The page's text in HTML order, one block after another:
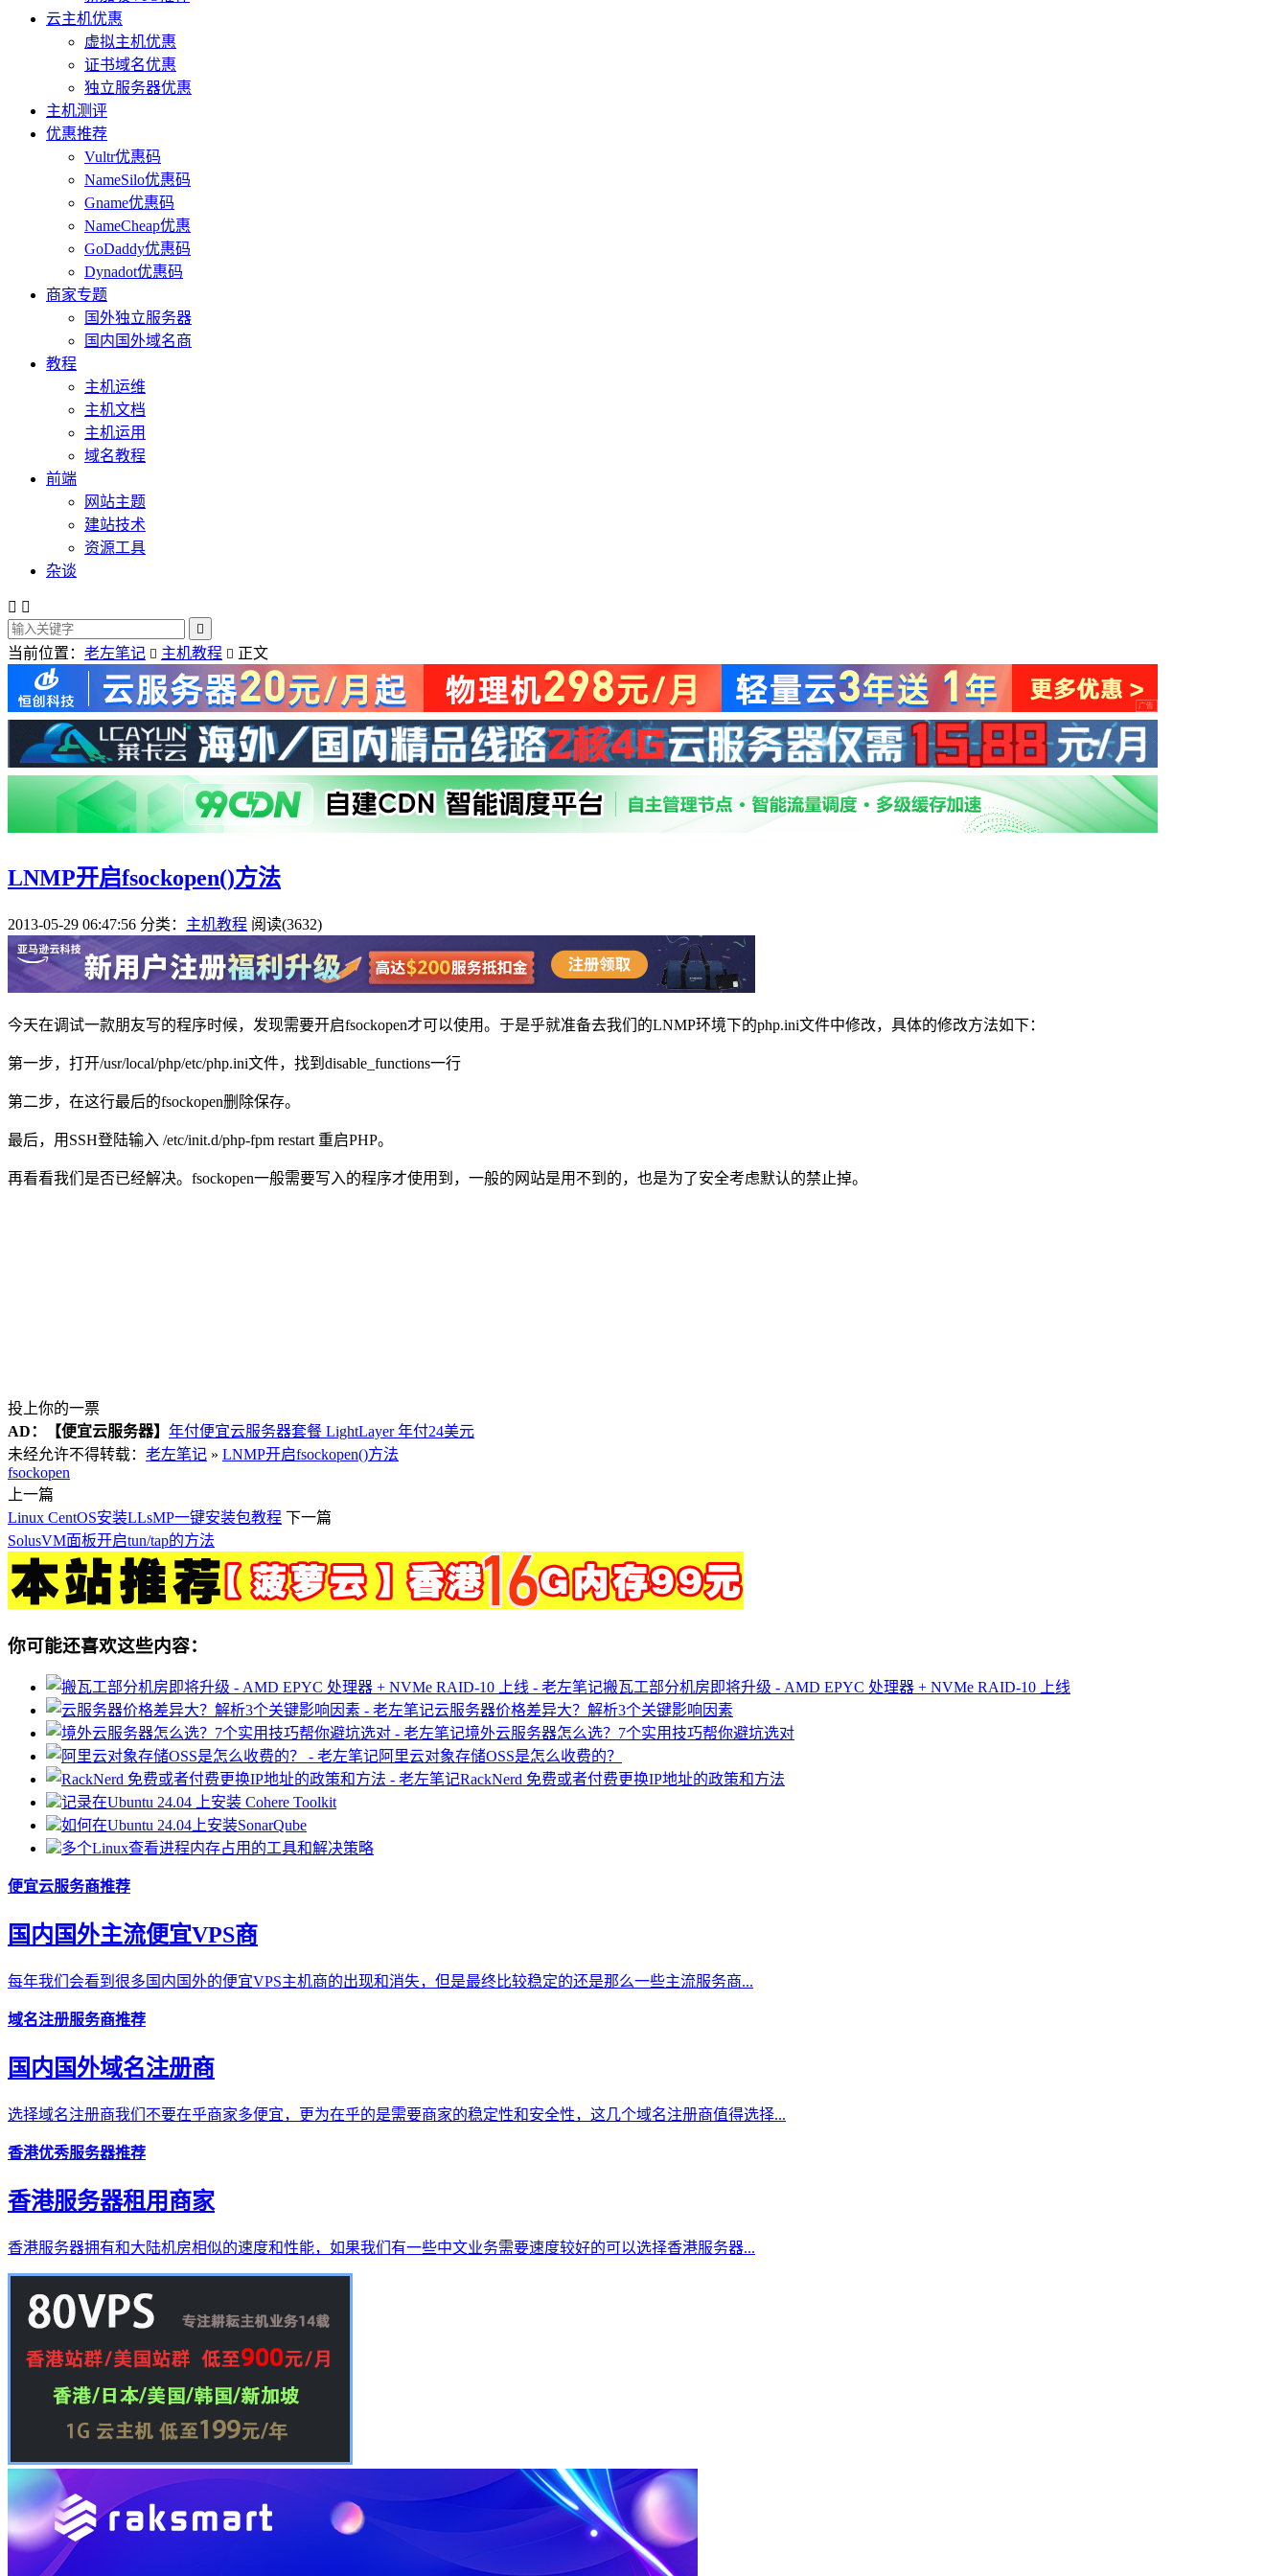
云主机优惠
虚拟主机优惠
证书域名优惠
独立服务器优惠
主机测评
优惠推荐
Vultr优惠码
NameSilo优惠码
Gname优惠码
NameCheap优惠
GoDaddy优惠码
Dynadot优惠码
商家专题
国外独立服务器
国内国外域名商
教程
主机运维
主机文档
主机运用
域名教程
前端
网站主题
建站技术
资源工具
杂谈
 

当前位置： 老左笔记  主机教程  正文
LNMP开启fsockopen()方法
2013-05-29 06:47:56 分类： 主机教程 阅读(3632)
今天在调试一款朋友写的程序时候，发现需要开启fsockopen才可以使用。于是乎就准备去我们的LNMP环境下的php.ini文件中修改，具体的修改方法如下：
第一步，打开/usr/local/php/etc/php.ini文件，找到disable_functions一行
第二步，在这行最后的fsockopen删除保存。
最后，用SSH登陆输入 /etc/init.d/php-fpm restart 重启PHP。
再看看我们是否已经解决。fsockopen一般需要写入的程序才使用到，一般的网站是用不到的，也是为了安全考虑默认的禁止掉。
投上你的一票
AD：
【便宜云服务器】 年付便宜云服务器套餐 LightLayer 年付24美元
未经允许不得转载： 老左笔记 » LNMP开启fsockopen()方法
fsockopen
上一篇
Linux CentOS安装LLsMP一键安装包教程 下一篇
SolusVM面板开启tun/tap的方法
你可能还喜欢这些内容：
搬瓦工部分机房即将升级 - AMD EPYC 处理器 + NVMe RAID-10 上线
云服务器价格差异大？解析3个关键影响因素
境外云服务器怎么选？7个实用技巧帮你避坑选对
阿里云对象存储OSS是怎么收费的？
RackNerd 免费或者付费更换IP地址的政策和方法
记录在Ubuntu 24.04 上安装 Cohere Toolkit
如何在Ubuntu 24.04上安装SonarQube
多个Linux查看进程内存占用的工具和解决策略
便宜云服务商推荐
国内国外主流便宜VPS商
每年我们会看到很多国内国外的便宜VPS主机商的出现和消失，但是最终比较稳定的还是那么一些主流服务商...
域名注册服务商推荐
国内国外域名注册商
选择域名注册商我们不要在乎商家多便宜，更为在乎的是需要商家的稳定性和安全性，这几个域名注册商值得选择...
香港优秀服务器推荐
香港服务器租用商家
香港服务器拥有和大陆机房相似的速度和性能，如果我们有一些中文业务需要速度较好的可以选择香港服务器...